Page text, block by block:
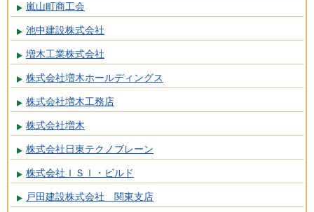
嵐山町商工会
池中建設株式会社
増木工業株式会社
株式会社増木ホールディングス
株式会社増木工務店
株式会社増木
株式会社日東テクノブレーン
株式会社ＩＳＩ・ビルド
戸田建設株式会社 関東支店